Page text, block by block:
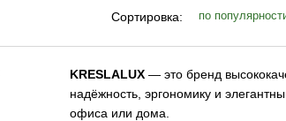
Сортировка: по
KRESLALUX — это бренд
надёжность, эргономику и
офиса или дома.